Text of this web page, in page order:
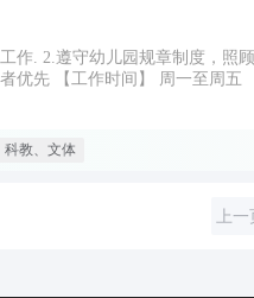
顾幼儿饮食起居. 【岗位要求】 1.普通话标准，亲和力强，
10日-2026年4月10日
科教、文体
上